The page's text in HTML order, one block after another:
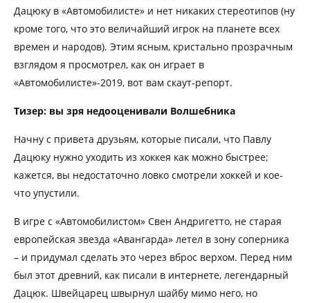
Дацюку в «Автомобилисте» и нет никаких стереотипов (ну
кроме того, что это величайший игрок на планете всех
времен и народов). Этим ясным, кристально прозрачным
взглядом я просмотрел, как он играет в
«Автомобилисте»-2019, вот вам скаут-репорт.
Тизер: вы зря недооценивали Волшебника
Начну с привета друзьям, которые писали, что Павлу
Дацюку нужно уходить из хоккея как можно быстрее;
кажется, вы недостаточно ловко смотрели хоккей и кое-
что упустили.
В игре с «Автомобилистом» Свен Андригетто, не старая
европейская звезда «Авангарда» летел в зону соперника
– и придумал сделать это через вброс верхом. Перед ним
был этот древний, как писали в интернете, легендарный
Дацюк. Швейцарец швырнул шайбу мимо него, но